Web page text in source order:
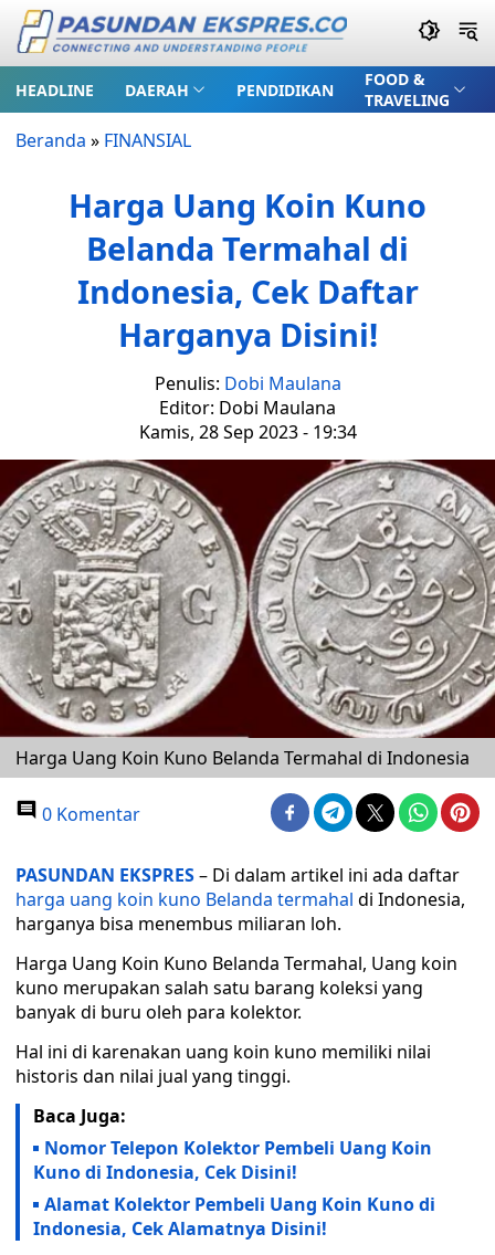
HEADLINE DAERAH PENDIDIKAN
FOOD &
TRAVELING
Beranda » FINANSIAL
Harga Uang Koin Kuno
Belanda Termahal di
Indonesia, Cek Daftar
Harganya Disini!
Penulis: Dobi Maulana
Editor: Dobi Maulana
Kamis, 28 Sep 2023 - 19:34
Harga Uang Koin Kuno Belanda Termahal di Indonesia
0 Komentar
PASUNDAN EKSPRES– Di dalam artikel ini ada daftar
harga uang koin kuno Belanda termahal di Indonesia,
harganya bisa menembus miliaran loh.
Harga Uang Koin Kuno Belanda Termahal, Uang koin
kuno merupakan salah satu barang koleksi yang
banyak di buru oleh para kolektor.
Hal ini di karenakan uang koin kuno memiliki nilai
historis dan nilai jual yang tinggi.
Baca Juga:
Nomor Telepon Kolektor Pembeli Uang Koin
Kuno di Indonesia, Cek Disini!
Alamat Kolektor Pembeli Uang Koin Kuno di
Indonesia, Cek Alamatnya Disini!